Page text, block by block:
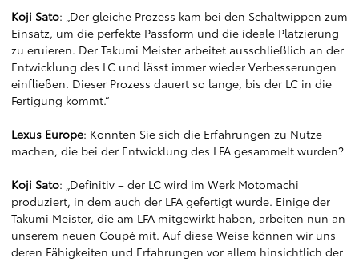
Koji Sato: „Der gleiche Prozess kam bei den Schaltwippen zum
Einsatz, um die perfekte Passform und die ideale Platzierung
zu eruieren. Der Takumi Meister arbeitet ausschließlich an der
Entwicklung des LC und lässt immer wieder Verbesserungen
einfließen. Dieser Prozess dauert so lange, bis der LC in die
Fertigung kommt.“
Lexus Europe: Konnten Sie sich die Erfahrungen zu Nutze
machen, die bei der Entwicklung des LFA gesammelt wurden?
Koji Sato: „Definitiv – der LC wird im Werk Motomachi
produziert, in dem auch der LFA gefertigt wurde. Einige der
Takumi Meister, die am LFA mitgewirkt haben, arbeiten nun an
unserem neuen Coupé mit. Auf diese Weise können wir uns
deren Fähigkeiten und Erfahrungen vor allem hinsichtlich der